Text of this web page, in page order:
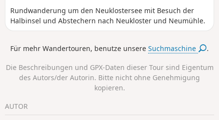
Rundwanderung um den Neuklostersee mit Besuch der
Halbinsel und Abstechern nach Neukloster und Neumühle.
Für mehr Wandertouren, benutze unsereSuchmaschine .
Die Beschreibungen und GPX-Daten dieser Tour sind Eigentum
des Autors/der Autorin. Bitte nicht ohne Genehmigung
kopieren.
AUTOR